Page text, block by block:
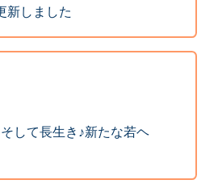
新しました
して長生き♪新たな若ヘ